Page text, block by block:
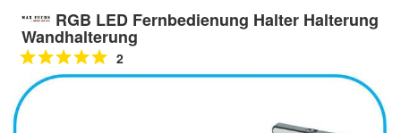
RGB LED Fernbedienung Halter Halterung
Wandhalterung
2